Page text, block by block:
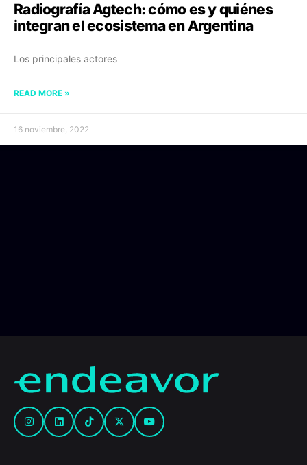
Radiografía Agtech: cómo es y quiénes
integran el ecosistema en Argentina
Los principales actores
READ MORE »
16 noviembre, 2022